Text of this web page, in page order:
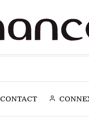
CONTACT